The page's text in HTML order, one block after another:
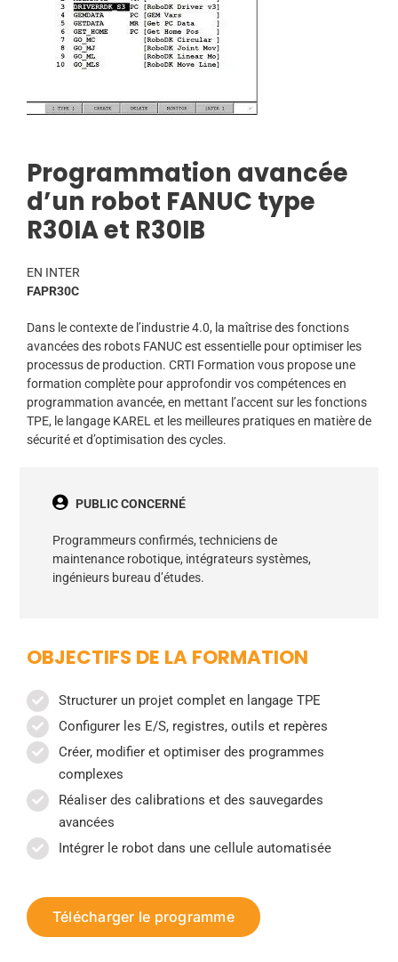
Programmation avancée
d’un robot FANUC type
R30IA et R30IB
EN INTER
FAPR30C
Dans le contexte de l’industrie 4.0, la maîtrise des fonctions
avancées des robots FANUC est essentielle pour optimiser les
processus de production. CRTI Formation vous propose une
formation complète pour approfondir vos compétences en
programmation avancée, en mettant l’accent sur les fonctions
TPE, le langage KAREL et les meilleures pratiques en matière de
sécurité et d’optimisation des cycles.​
PUBLIC CONCERNÉ
Programmeurs confirmés, techniciens de
maintenance robotique, intégrateurs systèmes,
ingénieurs bureau d’études.
OBJECTIFS DE LA FORMATION
Structurer un projet complet en langage TPE
Configurer les E/S, registres, outils et repères
Créer, modifier et optimiser des programmes
complexes
Réaliser des calibrations et des sauvegardes
avancées
Intégrer le robot dans une cellule automatisée
Télécharger le programme